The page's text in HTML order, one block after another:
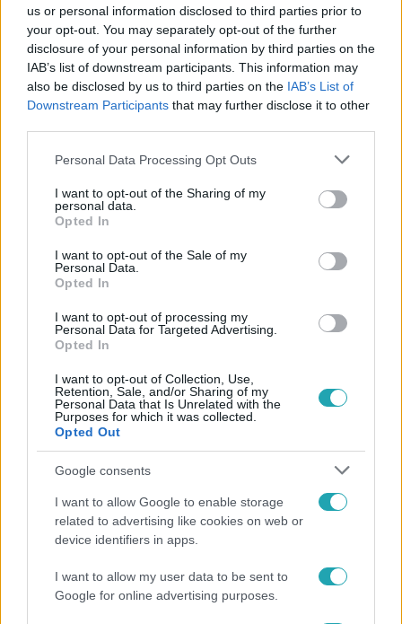
us or personal information disclosed to third parties prior to
your opt-out. You may separately opt-out of the further
disclosure of your personal information by third parties on the
IAB’s list of downstream participants. This information may
also be disclosed by us to third parties on the IAB’s List of
Downstream Participants that may further disclose it to other
Please note that this website/app uses one or more Google
not limited to your visit or usage behaviour. You may click to
grant or deny consent to Google and its third-party tags to
use your data for below specified purposes in below Google
consent section.
Personal Data Processing Opt Outs
I want to opt-out of the Sharing of my
personal data.
Opted In
I want to opt-out of the Sale of my
Personal Data.
Opted In
I want to opt-out of processing my
Personal Data for Targeted Advertising.
Opted In
I want to opt-out of Collection, Use,
Retention, Sale, and/or Sharing of my
Personal Data that Is Unrelated with the
Purposes for which it was collected.
Opted Out
Google consents
I want to allow Google to enable storage
related to advertising like cookies on web or
device identifiers in apps.
I want to allow my user data to be sent to
Google for online advertising purposes.
DONALD TRUMP EGYESÜLT ÁLLAMOK
#ELNÖKVÁLASZTÁS #COLORADO
Népszerű
Pluszpénzes légkondi, elfogyott jég, zöld rántotta: